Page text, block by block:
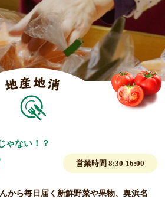
地産地消
ゃない！？
営業時間 8:30-16:00
から毎日届く新鮮野菜や果物、奥浜名